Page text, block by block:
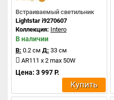
Встраиваемый светильник
Lightstar i9270607
Коллекция: Intero
В наличии
В: 0.2 см Д: 33 см
AR111 x 2 max 50W
Цена: 3 997 Р.
Купить